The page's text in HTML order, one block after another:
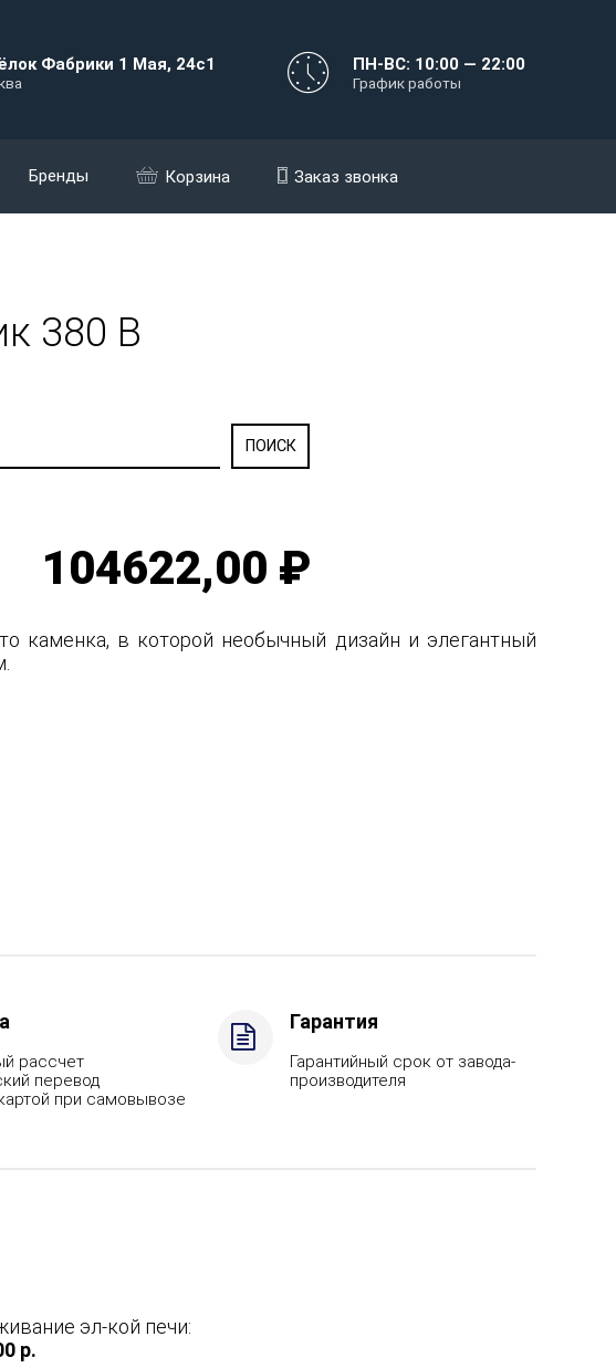
Фабрики 1 Мая, 24с1 ПН-ВС: 10:00 — 22:00
График работы
Бренды Корзина Заказ звонка
380 В
104622,00 ₽
каменка, в которой необычный дизайн и элегантный
рассчет
перевод
при самовывозе
Гарантия
Гарантийный срок от завода-
производителя
эл-кой печи:
р.